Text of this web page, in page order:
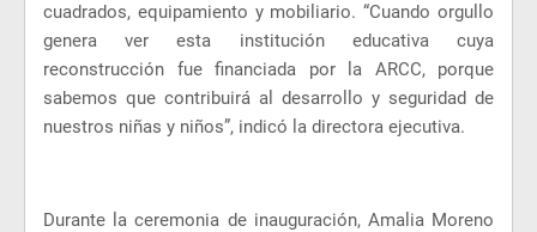
cuadrados, equipamiento y mobiliario. “Cuando orgullo
genera ver esta institución educativa cuya
reconstrucción fue financiada por la ARCC, porque
sabemos que contribuirá al desarrollo y seguridad de
nuestros niñas y niños”, indicó la directora ejecutiva.
Durante la ceremonia de inauguración, Amalia Moreno